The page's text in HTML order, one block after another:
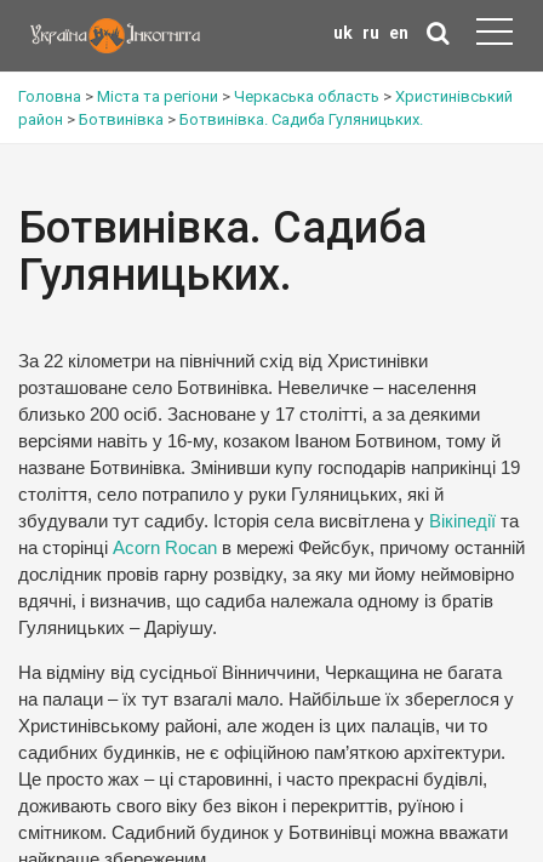
uk ru en
Головна > Міста та регіони > Черкаська область > Христинівський
район > Ботвинівка > Ботвинівка. Садиба Гуляницьких.
Ботвинівка. Садиба
Гуляницьких.
За 22 кілометри на північний схід від Христинівки
розташоване село Ботвинівка. Невеличке – населення
близько 200 осіб. Засноване у 17 столітті, а за деякими
версіями навіть у 16-му, козаком Іваном Ботвином, тому й
назване Ботвинівка. Змінивши купу господарів наприкінці 19
століття, село потрапило у руки Гуляницьких, які й
збудували тут садибу. Історія села висвітлена у Вікіпедії та
на сторінці Acorn Rocan в мережі Фейсбук, причому останній
дослідник провів гарну розвідку, за яку ми йому неймовірно
вдячні, і визначив, що садиба належала одному із братів
Гуляницьких – Даріушу.
На відміну від сусідньої Вінниччини, Черкащина не багата
на палаци – їх тут взагалі мало. Найбільше їх збереглося у
Христинівському районі, але жоден із цих палаців, чи то
садибних будинків, не є офіційною пам’яткою архітектури.
Це просто жах – ці старовинні, і часто прекрасні будівлі,
доживають свого віку без вікон і перекриттів, руїною і
смітником. Садибний будинок у Ботвинівці можна вважати